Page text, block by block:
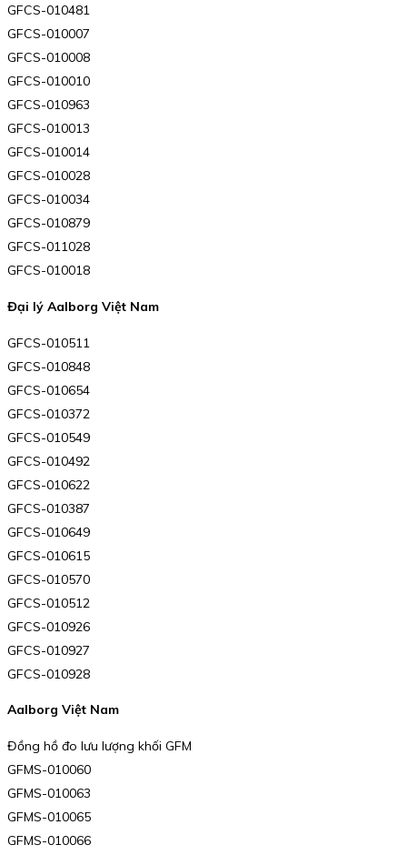
GFCS-010481
GFCS-010007
GFCS-010008
GFCS-010010
GFCS-010963
GFCS-010013
GFCS-010014
GFCS-010028
GFCS-010034
GFCS-010879
GFCS-011028
GFCS-010018
Đại lý Aalborg Việt Nam
GFCS-010511
GFCS-010848
GFCS-010654
GFCS-010372
GFCS-010549
GFCS-010492
GFCS-010622
GFCS-010387
GFCS-010649
GFCS-010615
GFCS-010570
GFCS-010512
GFCS-010926
GFCS-010927
GFCS-010928
Aalborg Việt Nam
Đồng hồ đo lưu lượng khối GFM
GFMS-010060
GFMS-010063
GFMS-010065
GFMS-010066